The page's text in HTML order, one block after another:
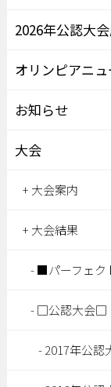
2026年公認大
オリンピアニュ
お知らせ
大会
大会案内
大会結果
■パーフェク
□公認大会□
2017年公認